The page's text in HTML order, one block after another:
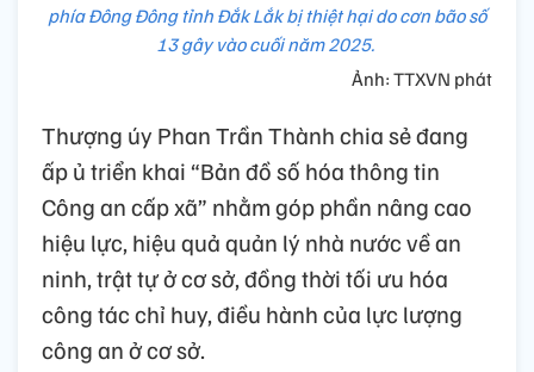
phía Đông Đông tỉnh Đắk Lắk bị thiệt hại do cơn bão số
13 gây vào cuối năm 2025.
Ảnh: TTXVN phát
Thượng úy Phan Trần Thành chia sẻ đang
ấp ủ triển khai “Bản đồ số hóa thông tin
Công an cấp xã” nhằm góp phần nâng cao
hiệu lực, hiệu quả quản lý nhà nước về an
ninh, trật tự ở cơ sở, đồng thời tối ưu hóa
công tác chỉ huy, điều hành của lực lượng
công an ở cơ sở.